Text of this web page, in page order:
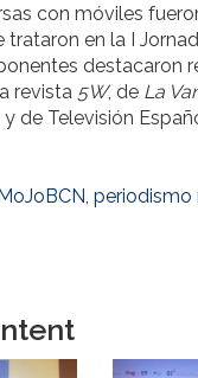
con móviles
trataron en la I
destacaron
revista 5W, de La
de Televisión
periodismo